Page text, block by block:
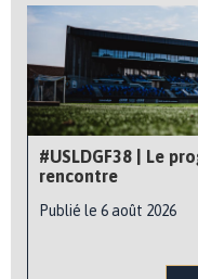
#USLDGF38 | Le
rencontre
Publié le 6 août 2026